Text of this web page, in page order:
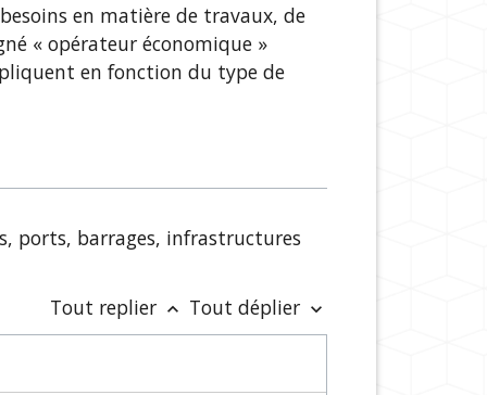
en matière de travaux, de
« opérateur économique »
en fonction du type de
ports, barrages, infrastructures
Tout replier keyboard_arrow_up Tout déplier keyboard_arrow_down